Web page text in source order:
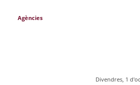
Agències
Divendres, 1